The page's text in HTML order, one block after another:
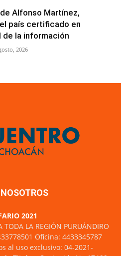
Alfonso Martínez,
país certificado en
de la información
2026
2021
TODA LA REGIÓN PURUÁNDIRO
Oficina: 4433345787
al uso exclusivo: 04-2021-